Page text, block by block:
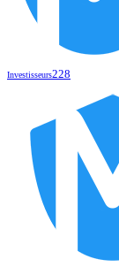
Investisseurs228